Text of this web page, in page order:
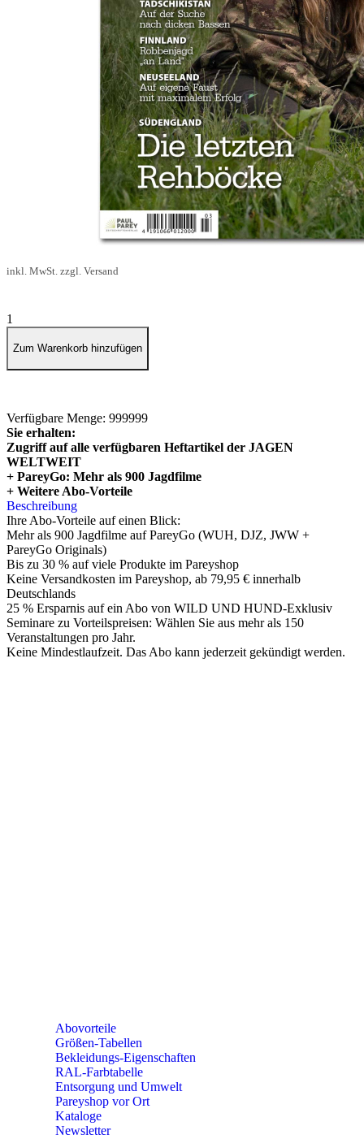
Zum Anfang der Bildergalerie springen
JAGEN WELTWEIT
Onlinemagazin
inkl. MwSt. zzgl. Versand
1
Zum Warenkorb hinzufügen
Verfügbare Menge: 999999
Sie erhalten:
Zugriff auf alle verfügbaren Heftartikel der JAGEN
WELTWEIT
+ PareyGo: Mehr als 900 Jagdfilme
+ Weitere Abo-Vorteile
Beschreibung
Ihre Abo-Vorteile auf einen Blick:
Mehr als 900 Jagdfilme auf PareyGo (WUH, DJZ, JWW +
PareyGo Originals)
Bis zu 30 % auf viele Produkte im Pareyshop
Keine Versandkosten im Pareyshop, ab 79,95 € innerhalb
Deutschlands
25 % Ersparnis auf ein Abo von WILD UND HUND-Exklusiv
Seminare zu Vorteilspreisen: Wählen Sie aus mehr als 150
Veranstaltungen pro Jahr.
Keine Mindestlaufzeit. Das Abo kann jederzeit gekündigt werden.
Abovorteile
Größen-Tabellen
Bekleidungs-Eigenschaften
RAL-Farbtabelle
Entsorgung und Umwelt
Pareyshop vor Ort
Kataloge
Newsletter